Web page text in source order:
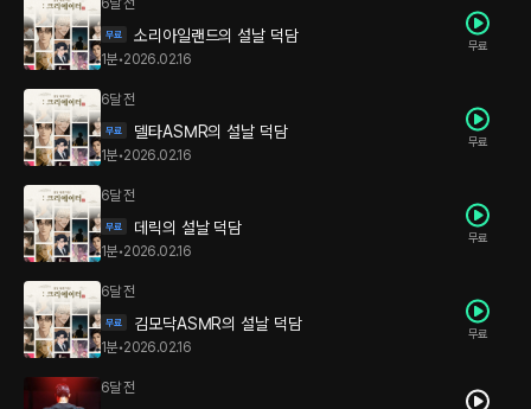
6달 전
소리아일랜드의 설날 덕담
1분•2026.02.16
무료
6달 전
델타ASMR의 설날 덕담
1분•2026.02.16
무료
6달 전
데릭의 설날 덕담
1분•2026.02.16
무료
6달 전
김모닥ASMR의 설날 덕담
1분•2026.02.16
무료
6달 전